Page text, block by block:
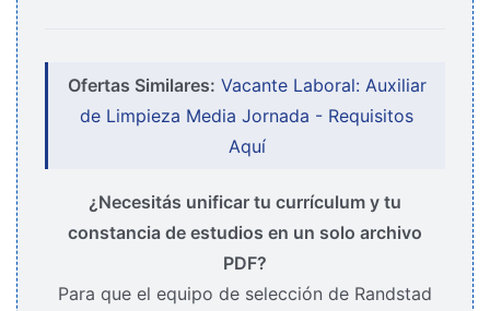
Ofertas Similares: Vacante Laboral: Auxiliar
de Limpieza Media Jornada - Requisitos
Aquí
¿Necesitás unificar tu currículum y tu
constancia de estudios en un solo archivo
PDF?
Para que el equipo de selección de Randstad